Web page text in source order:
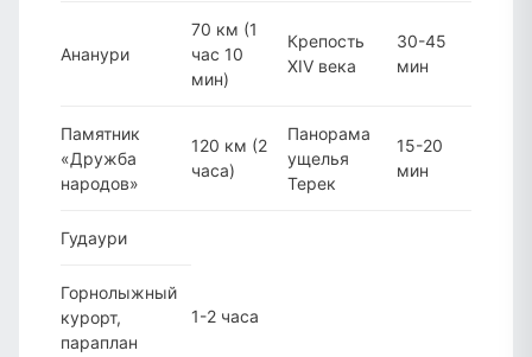
Ананури
70 км (1
час 10
мин)
Крепость
XIV века
30-45
мин
Памятник
«Дружба
народов»
120 км (2
часа)
Панорама
ущелья
Терек
15-20
мин
Гудаури
Горнолыжный
курорт,
параплан
1-2 часа